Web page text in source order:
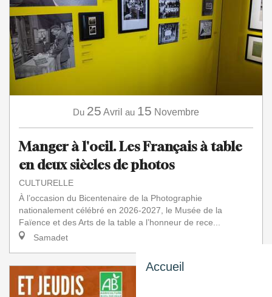
Accueil
Du 25 Avril au 15 Novembre
Manger à l'oeil. Les Français à table
en deux siècles de photos
CULTURELLE
À l’occasion du Bicentenaire de la Photographie
nationalement célébré en 2026-2027, le Musée de la
Faïence et des Arts de la table a l’honneur de rece...
Samadet